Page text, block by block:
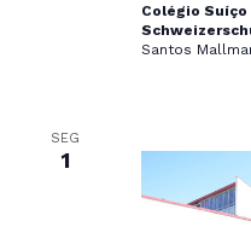
Colégio
Santos
SEG
1